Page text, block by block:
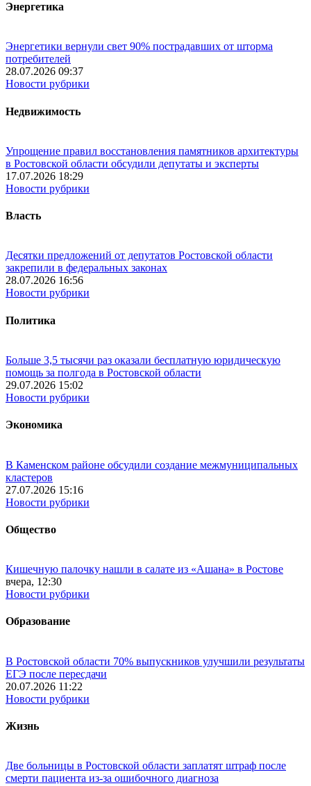
Энергетика
Энергетики вернули свет 90% пострадавших от шторма
потребителей
28.07.2026 09:37
Новости рубрики
Недвижимость
Упрощение правил восстановления памятников архитектуры
в Ростовской области обсудили депутаты и эксперты
17.07.2026 18:29
Новости рубрики
Власть
Десятки предложений от депутатов Ростовской области
закрепили в федеральных законах
28.07.2026 16:56
Новости рубрики
Политика
Больше 3,5 тысячи раз оказали бесплатную юридическую
помощь за полгода в Ростовской области
29.07.2026 15:02
Новости рубрики
Экономика
В Каменском районе обсудили создание межмуниципальных
кластеров
27.07.2026 15:16
Новости рубрики
Общество
Кишечную палочку нашли в салате из «Ашана» в Ростове
вчера, 12:30
Новости рубрики
Образование
В Ростовской области 70% выпускников улучшили результаты
ЕГЭ после пересдачи
20.07.2026 11:22
Новости рубрики
Жизнь
Две больницы в Ростовской области заплатят штраф после
смерти пациента из-за ошибочного диагноза